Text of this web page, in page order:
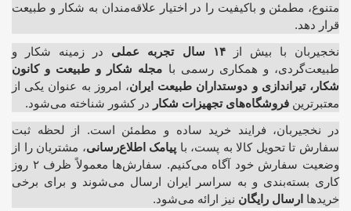
متنوع، مطمئن و باکیفیت را در اختیار علاقه‌مندان به شکار و طبیعت
قرار دهد.
نخجیربان با بیش از
۱۴ سال تجربه عملی
در زمینه شکار و
طبیعت‌گردی، و همکاری رسمی با مجله شکار و طبیعت و کانون
شکار، تیراندازی و دوستداران طبیعت ایران، امروز به عنوان یکی از
معتبرترین فروشگاه‌های تجهیزات شکار در کشور شناخته می‌شود.
در نخجیربان، فرایند خرید ساده و مطمئن است. از لحظه ثبت
سفارش تا تحویل کالا به پست، با پیامک اطلاع‌رسانی، مشتریان را از
وضعیت سفارش خود آگاه می‌کنیم. سفارش‌ها معمولاً ظرف ۲ روز
کاری بسته‌بندی و به سراسر ایران ارسال می‌شوند و برای برخی
خریدها ارسال رایگان نیز ارائه می‌شود.